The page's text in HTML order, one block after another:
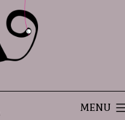
MENU